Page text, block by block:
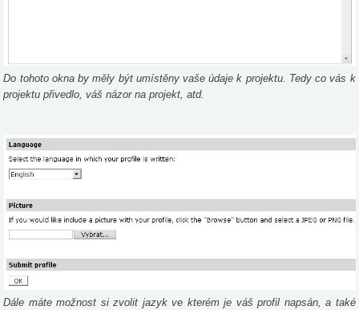
Do tohoto okna by měly být umístěny vaše údaje k projektu. Tedy co vás k
projektu přivedlo, váš názor na projekt, atd.
Dále máte možnost si zvolit jazyk ve kterém je váš profil napsán, a také